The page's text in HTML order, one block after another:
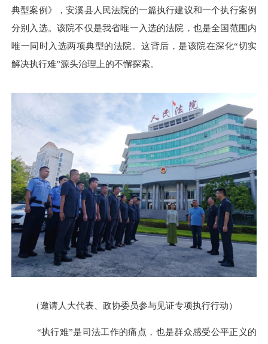
典型案例》，安溪县人民法院的一篇执行建议和一个执行案例
分别入选。该院不仅是我省唯一入选的法院，也是全国范围内
唯一同时入选两项典型的法院。这背后，是该院在深化“切实
解决执行难”源头治理上的不懈探索。
（邀请人大代表、政协委员参与见证专项执行行动）
“执行难”是司法工作的痛点，也是群众感受公平正义的